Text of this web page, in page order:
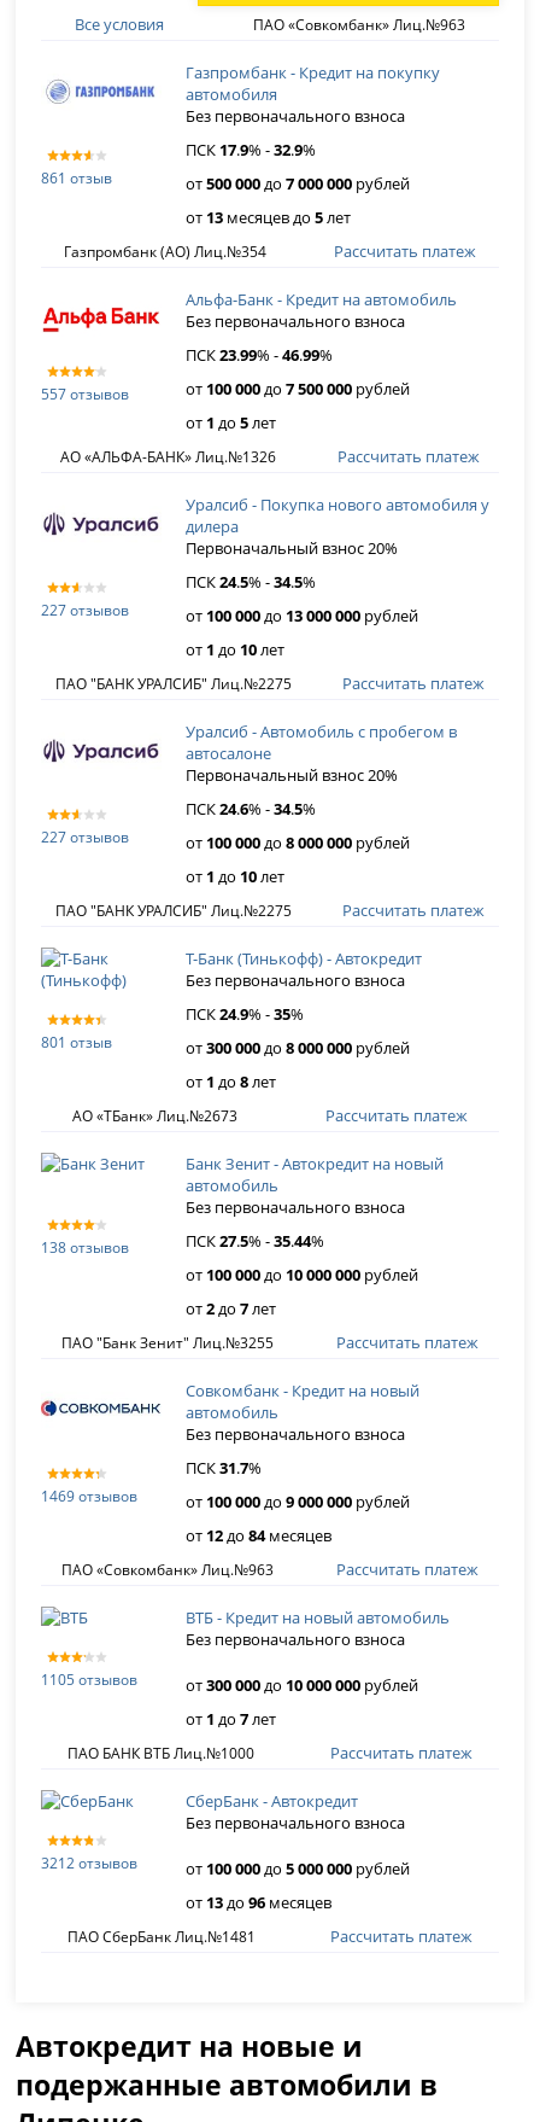
Все условия ПАО «Совкомбанк» Лиц.№963
861 отзыв
Газпромбанк - Кредит на покупку
автомобиля
Без первоначального взноса
ПСК 17.9% -32.9%
от500 000до7 000 000 рублей
от 13 месяцев до5лет
Газпромбанк (АО) Лиц.№354 Рассчитать платеж
557 отзывов
Альфа-Банк - Кредит на автомобиль
Без первоначального взноса
ПСК23.99% -46.99%
от 100 000до7 500 000 рублей
от 1 до5лет
АО «АЛЬФА-БАНК» Лиц.№1326 Рассчитать платеж
227 отзывов
Уралсиб - Покупка нового автомобиля у
дилера
Первоначальный взнос 20%
ПСК24.5% -34.5%
от 100 000до 13 000 000 рублей
от 1 до 10лет
ПАО "БАНК УРАЛСИБ" Лиц.№2275 Рассчитать платеж
227 отзывов
Уралсиб - Автомобиль с пробегом в
автосалоне
Первоначальный взнос 20%
ПСК24.6% -34.5%
от 100 000до8 000 000 рублей
от 1 до 10лет
ПАО "БАНК УРАЛСИБ" Лиц.№2275 Рассчитать платеж
801 отзыв
Т-Банк (Тинькофф) - Автокредит
Без первоначального взноса
ПСК24.9% -35%
от300 000до8 000 000 рублей
от 1 до8лет
АО «ТБанк» Лиц.№2673 Рассчитать платеж
138 отзывов
Банк Зенит - Автокредит на новый
автомобиль
Без первоначального взноса
ПСК27.5% -35.44%
от 100 000до 10 000 000 рублей
от2до7лет
ПАО "Банк Зенит" Лиц.№3255 Рассчитать платеж
1469 отзывов
Совкомбанк - Кредит на новый
автомобиль
Без первоначального взноса
ПСК31.7%
от 100 000до9 000 000 рублей
от 12до84месяцев
ПАО «Совкомбанк» Лиц.№963 Рассчитать платеж
1105 отзывов
ВТБ - Кредит на новый автомобиль
Без первоначального взноса
от300 000до 10 000 000 рублей
от 1 до7лет
ПАО БАНК ВТБ Лиц.№1000 Рассчитать платеж
3212 отзывов
СберБанк - Автокредит
Без первоначального взноса
от 100 000до5 000 000 рублей
от 13до96 месяцев
ПАО СберБанк Лиц.№1481 Рассчитать платеж
Автокредит на новые и
подержанные автомобили в